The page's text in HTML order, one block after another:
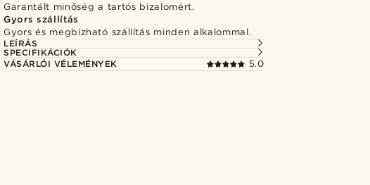
Garantált minőség a tartós bizalomért.
Gyors szállítás
Gyors és megbízható szállítás minden alkalommal.
LEÍRÁS
SPECIFIKÁCIÓK
VÁSÁRLÓI VÉLEMÉNYEK
5.0